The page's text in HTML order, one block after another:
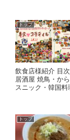
トップ
飲食店様紹介 目
居酒屋 焼鳥・か
スニック・韓国
トップ